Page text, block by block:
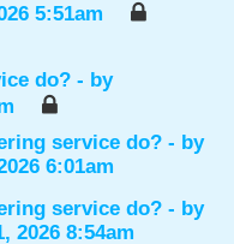
5:51am
do? - by
service do? - by
6:01am
service do? - by
2026 8:54am